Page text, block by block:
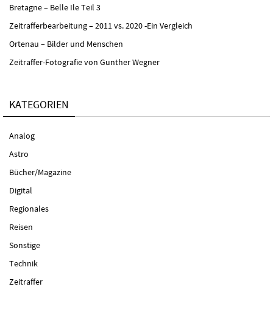
Bretagne – Belle Ile Teil 3
Zeitrafferbearbeitung – 2011 vs. 2020 -Ein Vergleich
Ortenau – Bilder und Menschen
Zeitraffer-Fotografie von Gunther Wegner
KATEGORIEN
Analog
Astro
Bücher/Magazine
Digital
Regionales
Reisen
Sonstige
Technik
Zeitraffer